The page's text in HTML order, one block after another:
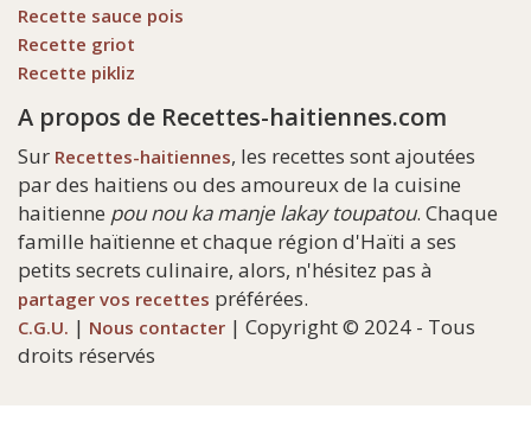
Recette sauce pois
Recette griot
Recette pikliz
A propos de Recettes-haitiennes.com
Sur Recettes-haitiennes, les recettes sont ajoutées
par des haitiens ou des amoureux de la cuisine
haitienne pou nou ka manje lakay toupatou. Chaque
famille haïtienne et chaque région d'Haïti a ses
petits secrets culinaire, alors, n'hésitez pas à
partager vos recettes préférées.
C.G.U. | Nous contacter | Copyright © 2024 - Tous
droits réservés